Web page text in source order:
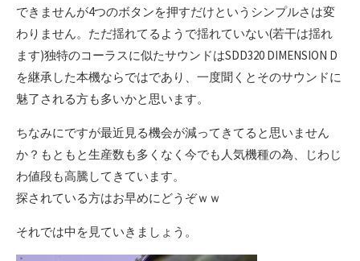
できませんが4つのボタンを押すだけというシンプルさは変
わりません。ただ揺れてるようで揺れていない(若干は揺れ
ます)独特のコーラスに似たサウンドはSDD320 DIMENSION D
を継承した本機ならではであり、一度聞くとそのサウンドに
魅了される方も多いかと思います。
ちなみにですが最近見る機会が減ってきてると思いません
か？もともと生産数も多くなく今でも人気機種の為、じわじ
わ値段も高騰してきています。
探されている方はお早めにどうぞｗｗ
それでは中を見ていきましょう。